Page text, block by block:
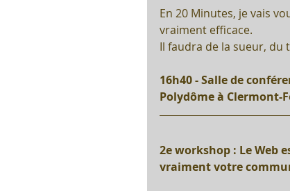
En 20 Minutes, je vais
vraiment efficace.
Il faudra de la sueur, du
16h40 - Salle de
Polydôme à Clermont-
2e workshop : Le Web
vraiment votre